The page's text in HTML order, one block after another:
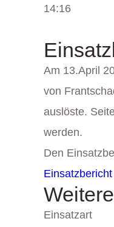
14:16
Am 13.April
von
auslöste.
werden.
Den
Einsatzart